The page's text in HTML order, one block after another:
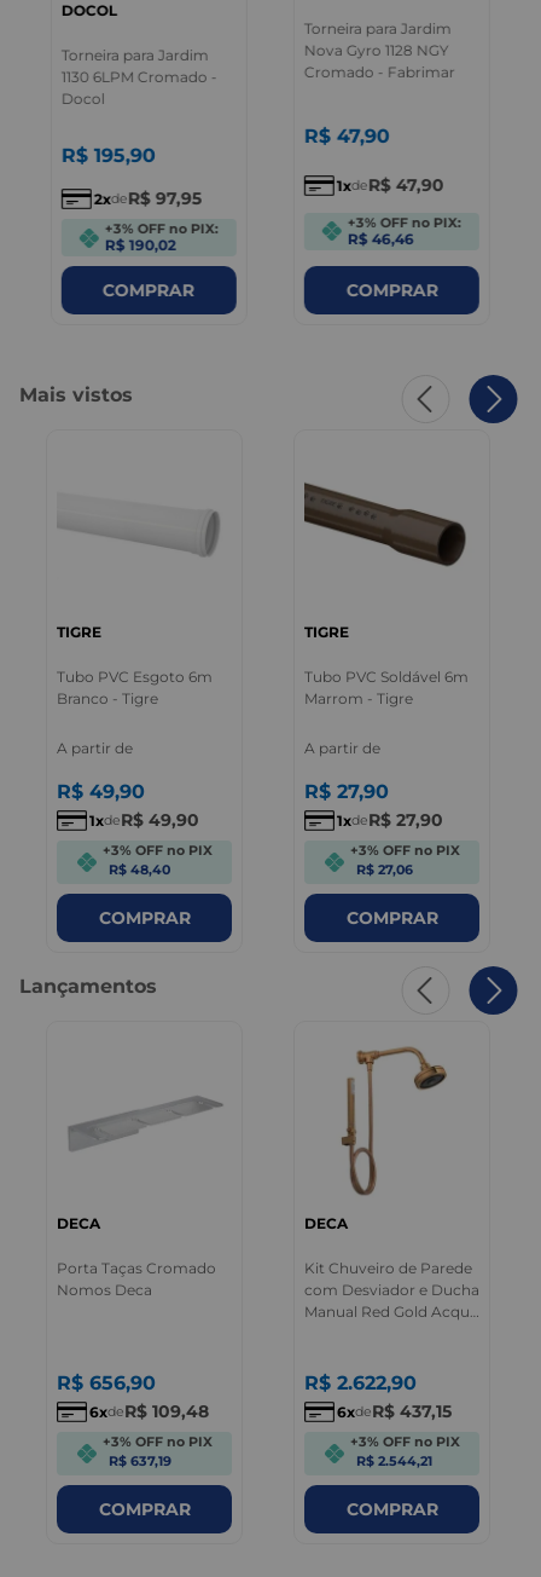
DOCOL
Torneira para Jardim
1130 6LPM Cromado -
Docol
R$ 195,90
2 deR$ 97,95
+3% OFF no PIX:
R$ 190,02
COMPRAR
Torneira para Jardim
Nova Gyro 1128 NGY
Cromado - Fabrimar
R$ 47,90
1 deR$ 47,90
+3% OFF no PIX:
R$ 46,46
COMPRAR
Mais vistos
TIGRE
Tubo PVC Esgoto 6m
Branco - Tigre
A partir de
R$ 49,90
1 deR$ 49,90
+3% OFF no PIX
R$ 48,40
COMPRAR
TIGRE
Tubo PVC Soldável 6m
Marrom - Tigre
A partir de
R$ 27,90
1 deR$ 27,90
+3% OFF no PIX
R$ 27,06
COMPRAR
Lançamentos
DECA
Porta Taças Cromado
Nomos Deca
R$ 656,90
6 deR$ 109,48
+3% OFF no PIX
R$ 637,19
COMPRAR
DECA
Kit Chuveiro de Parede
com Desviador e Ducha
Manual Red Gold Acqua
R$ 2.622,90
6 deR$ 437,15
+3% OFF no PIX
R$ 2.544,21
COMPRAR